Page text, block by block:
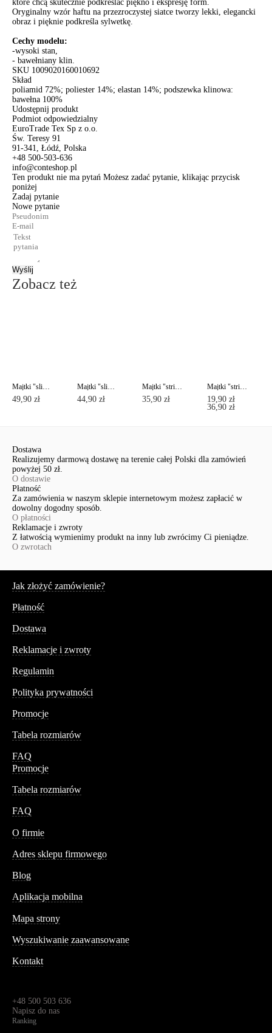
które chcą skutecznie podkreślać piękno i ekspresję form.
Oryginalny wzór haftu na przezroczystej siatce tworzy lekki, elegancki
obraz i pięknie podkreśla sylwetkę.
Cechy modelu:
-wysoki stan,
- bawełniany klin.
SKU 1009020160010692
Skład
poliamid 72%; poliester 14%; elastan 14%; podszewka klinowa:
bawełna 100%
Udostępnij produkt
Podmiot odpowiedzialny
EuroTrade Tex Sp z o.o.
Św. Teresy 91
91-341, Łódź, Polska
+48 500-503-636
info@conteshop.pl
Ten produkt nie ma pytań Możesz zadać pytanie, klikając przycisk
poniżej
Zadaj pytanie
Nowe pytanie
Wyślij
Zobacz też
Majtki "slipy" DAY BY DAY RP0001
49,90 zł
Majtki "slipy" DAY BY DAY RP0002
44,90 zł
Majtki "stringi" DAY BY DAY RP0003
35,90 zł
Majtki "stringi" VOYAGE RP5016
19,90 zł
36,90 zł
Dostawa
Realizujemy darmową dostawę na terenie całej Polski dla zamówień
powyżej 50 zł.
O dostawie
Płatność
Za zamówienia w naszym sklepie internetowym możesz zapłacić w
dowolny dogodny sposób.
O płatności
Reklamacje i zwroty
Z łatwością wymienimy produkt na inny lub zwrócimy Ci pieniądze.
O zwrotach
Jak złożyć zamówienie?
Płatność
Dostawa
Reklamacje i zwroty
Regulamin
Polityka prywatności
Promocje
Tabela rozmiarów
FAQ
Promocje
Tabela rozmiarów
FAQ
O firmie
Adres sklepu firmowego
Blog
Aplikacja mobilna
Mapa strony
Wyszukiwanie zaawansowane
Kontakt
+48 500 503 636
Napisz do nas
Ranking